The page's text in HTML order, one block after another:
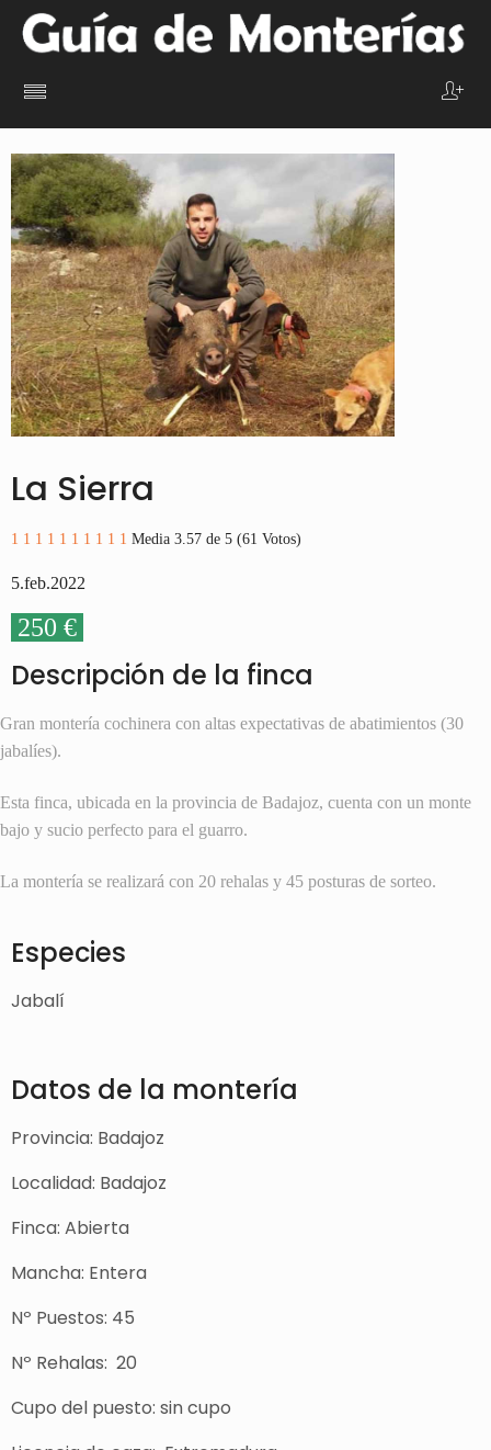
La Sierra
1 1 1 1 1 1 1 1 1 1 Media 3.57 de 5 (61 Votos)
5.feb.2022
250 €
Descripción de la finca
Gran montería cochinera con altas expectativas de abatimientos (30
jabalíes).
Esta finca, ubicada en la provincia de Badajoz, cuenta con un monte
bajo y sucio perfecto para el guarro.
La montería se realizará con 20 rehalas y 45 posturas de sorteo.
Especies
Jabalí
Datos de la montería
Provincia: Badajoz
Localidad: Badajoz
Finca: Abierta
Mancha: Entera
Nº Puestos: 45
Nº Rehalas: 20
Cupo del puesto: sin cupo